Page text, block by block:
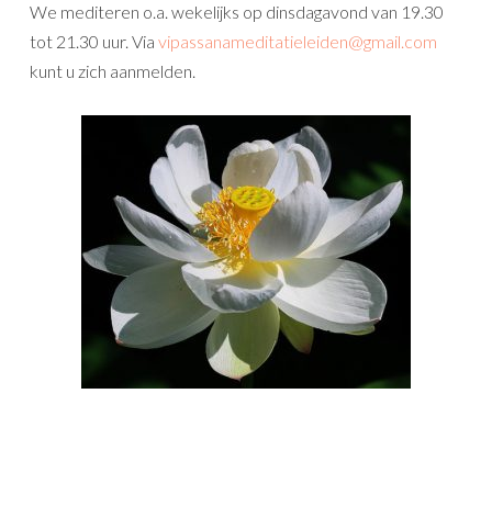
We mediteren o.a. wekelijks op dinsdagavond van 19.30
tot 21.30 uur. Via vipassanameditatieleiden@gmail.com
kunt u zich aanmelden.